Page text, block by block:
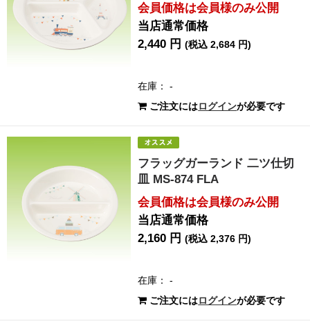
会員価格は会員様のみ公開
当店通常価格
2,440 円(税込 2,684 円)
在庫： -
ご注文にはログインが必要です
フラッグガーランド 二ツ仕切
皿 MS-874 FLA
会員価格は会員様のみ公開
当店通常価格
2,160 円(税込 2,376 円)
在庫： -
ご注文にはログインが必要です